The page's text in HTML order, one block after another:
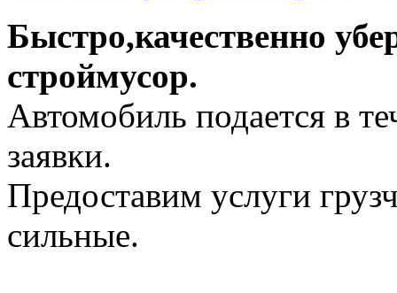
Быстро,качественно
строймусор.
Автомобиль подается в
заявки.
Предоставим услуги
сильные.